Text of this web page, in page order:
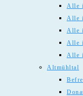
Alle
Alle
Alle
Alle
Alle
Altmühltal